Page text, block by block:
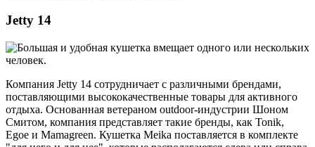
Jetty 14
Компания Jetty 14 сотрудничает с различными брендами,
поставляющими высококачественные товары для активного
отдыха. Основанная ветераном outdoor-индустрии Шоном
Смитом, компания представляет такие бренды, как Tonik,
Egoe и Mamagreen. Кушетка Meika поставляется в комплекте